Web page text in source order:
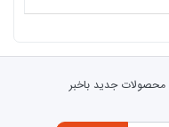
محصولات جدید باخبر